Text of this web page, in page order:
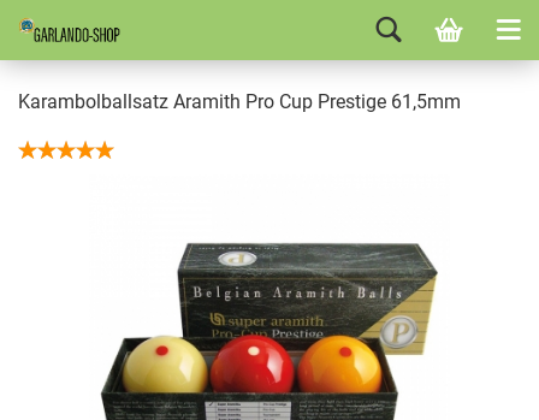
Karambolballsatz Aramith Pro Cup Prestige 61,5mm